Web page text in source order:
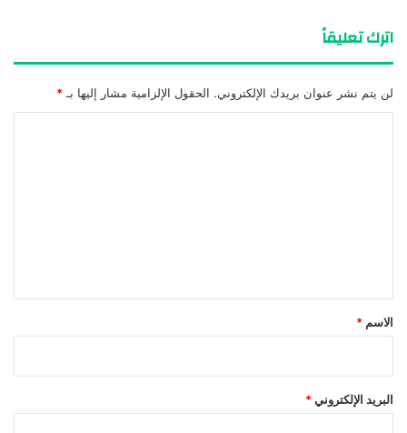
اترك تعليقاً
لن يتم نشر عنوان بريدك الإلكتروني. الحقول الإلزامية مشار إليها بـ *
*
الاسم *
البريد الإلكتروني *